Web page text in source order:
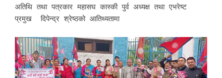
अतिथि तथा पत्रकार महासघ कास्की पुर्व अध्यक्ष तथा एभरेष्ट
प्रमुख दिपेन्द्र श्रेष्ठको आतिथ्यतामा